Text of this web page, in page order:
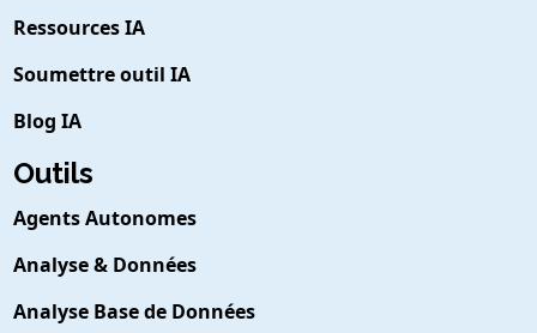
Ressources IA
Soumettre outil IA
Blog IA
Outils
Agents Autonomes
Analyse & Données
Analyse Base de Données